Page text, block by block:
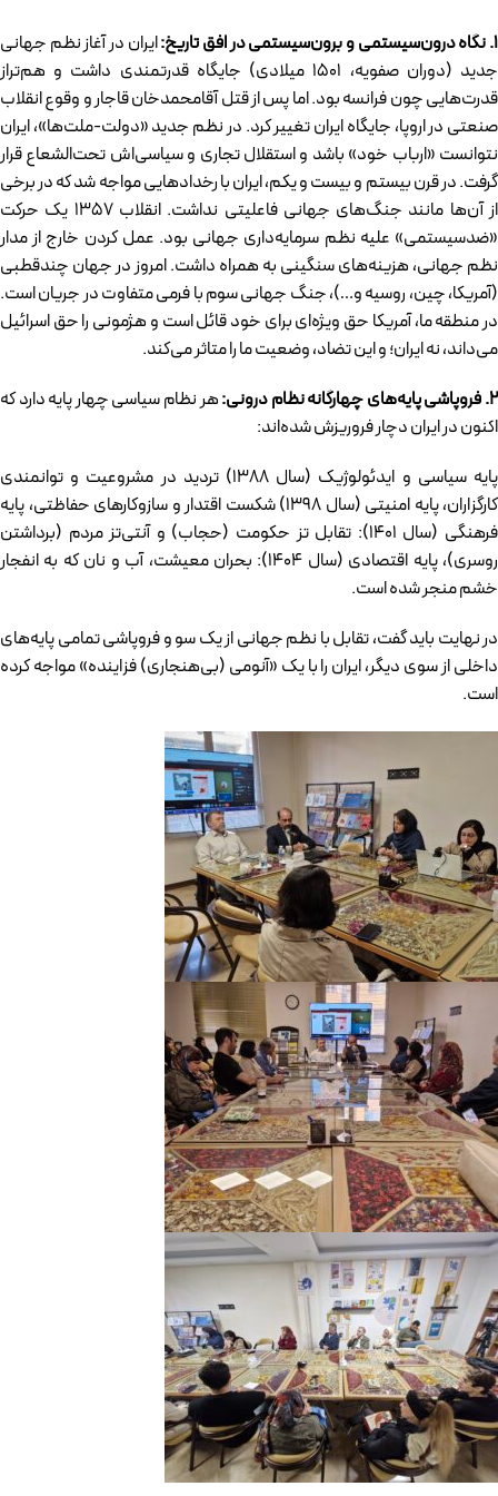
۱.نگاه درون‌سیستمی و برون‌سیستمی در افق تاریخ:ایران در آغاز نظم جهانی
جدید (دوران صفویه، ۱۵۰۱ میلادی) جایگاه قدرتمندی داشت و هم‌تراز
قدرت‌هایی چون فرانسه بود. اما پس از قتل آقامحمدخان قاجار و وقوع انقلاب
صنعتی در اروپا، جایگاه ایران تغییر کرد. در نظم جدید «دولت-ملت‌ها»، ایران
نتوانست «ارباب خود» باشد و استقلال تجاری و سیاسی‌اش تحت‌الشعاع قرار
گرفت. در قرن بیستم و بیست و یکم، ایران با رخدادهایی مواجه شد که در برخی
از آن‌ها مانند جنگ‌های جهانی فاعلیتی نداشت. انقلاب ۱۳۵۷ یک حرکت
«ضدسیستمی» علیه نظم سرمایه‌داری جهانی بود. عمل کردن خارج از مدار
نظم جهانی، هزینه‌های سنگینی به همراه داشت. امروز در جهان چندقطبی
(آمریکا، چین، روسیه و…)، جنگ جهانی سوم با فرمی متفاوت در جریان است.
در منطقه ما، آمریکا حق ویژه‌ای برای خود قائل است و هژمونی را حق اسرائیل
می‌داند، نه ایران؛ و این تضاد، وضعیت ما را متاثر می‌کند.
۲.فروپاشی پایه‌های چهارگانه نظام درونی:هر نظام سیاسی چهار پایه دارد که
اکنون در ایران دچار فروریزش شده‌اند:
پایه سیاسی و ایدئولوژیک (سال ۱۳۸۸) تردید در مشروعیت و توانمندی
کارگزاران، پایه امنیتی (سال ۱۳۹۸) شکست اقتدار و سازوکارهای حفاظتی، پایه
فرهنگی (سال ۱۴۰۱): تقابل تز حکومت (حجاب) و آنتی‌تز مردم (برداشتن
روسری)، پایه اقتصادی (سال ۱۴۰۴): بحران معیشت، آب و نان که به انفجار
خشم منجر شده است.
در نهایت باید گفت، تقابل با نظم جهانی از یک سو و فروپاشی تمامی پایه‌های
داخلی از سوی دیگر، ایران را با یک «آنومی (بی‌هنجاری) فزاینده» مواجه کرده
است.